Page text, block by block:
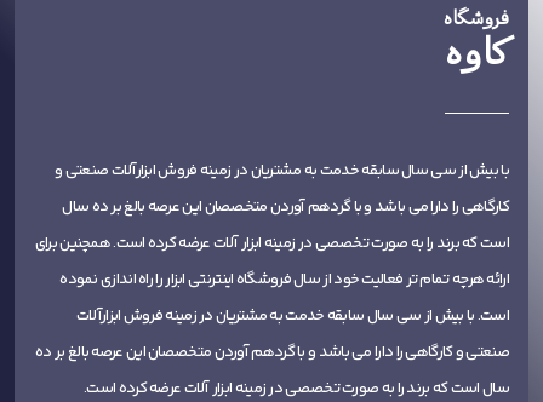
فروشگاه
کاوه
با بیش از سی سال سابقه خدمت به مشتریان در زمینه فروش ابزارآلات صنعتی و
کارگاهی را دارا می باشد و با گردهم آوردن متخصصان این عرصه بالغ بر ده سال
است که برند را به صورت تخصصی در زمینه ابزار آلات عرضه کرده است. همچنین برای
ارائه هرچه تمام تر فعالیت خود از سال فروشگاه اینترنتی ابزار را راه اندازی نموده
است. با بیش از سی سال سابقه خدمت به مشتریان در زمینه فروش ابزارآلات
صنعتی و کارگاهی را دارا می باشد و با گردهم آوردن متخصصان این عرصه بالغ بر ده
سال است که برند را به صورت تخصصی در زمینه ابزار آلات عرضه کرده است.